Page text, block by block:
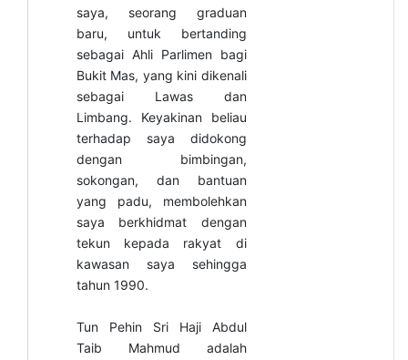
saya, seorang graduan
baru, untuk bertanding
sebagai Ahli Parlimen bagi
Bukit Mas, yang kini dikenali
sebagai Lawas dan
Limbang. Keyakinan beliau
terhadap saya didokong
dengan bimbingan,
sokongan, dan bantuan
yang padu, membolehkan
saya berkhidmat dengan
tekun kepada rakyat di
kawasan saya sehingga
tahun 1990.
Tun Pehin Sri Haji Abdul
Taib Mahmud adalah